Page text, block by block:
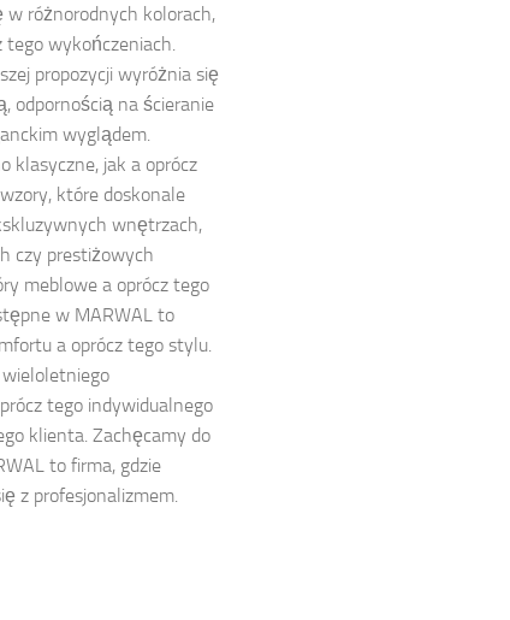
w różnorodnych kolorach,
tego wykończeniach.
propozycji wyróżnia się
odpornością na ścieranie
wyglądem.
klasyczne, jak a oprócz
które doskonale
wnętrzach,
czy prestiżowych
meblowe a oprócz tego
w MARWAL to
a oprócz tego stylu.
tego indywidualnego
klienta. Zachęcamy do
to firma, gdzie
z profesjonalizmem.